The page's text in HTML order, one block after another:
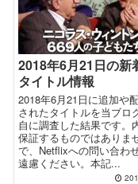
2018年6月21日の新
タイトル情報
2018年6月21日に追加や
されたタイトルを当ブロ
自に調査した結果です。
保証するものではありま
で、Netflixへの問い合わ
遠慮ください。本記...